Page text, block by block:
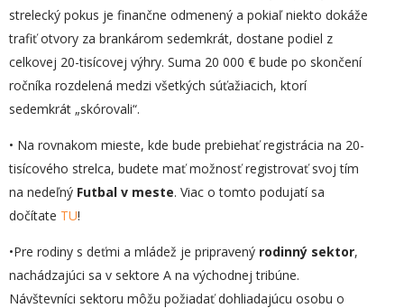
strelecký pokus je finančne odmenený a pokiaľ niekto dokáže
trafiť otvory za brankárom sedemkrát, dostane podiel z
celkovej 20-tisícovej výhry. Suma 20 000 € bude po skončení
ročníka rozdelená medzi všetkých súťažiacich, ktorí
sedemkrát „skórovali“.
• Na rovnakom mieste, kde bude prebiehať registrácia na 20-
tisícového strelca, budete mať možnosť registrovať svoj tím
na nedeľný Futbal v meste. Viac o tomto podujatí sa
dočítate TU!
•Pre rodiny s deťmi a mládež je pripravený rodinný sektor,
nachádzajúci sa v sektore A na východnej tribúne.
Návštevníci sektoru môžu požiadať dohliadajúcu osobu o